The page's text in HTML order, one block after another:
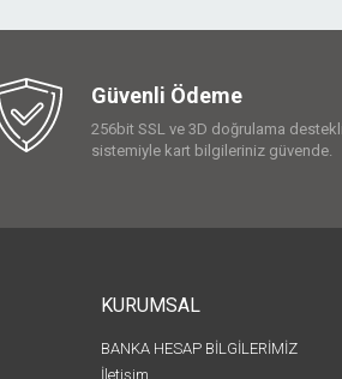
Güvenli Ödeme
256bit SSL ve 3D doğrulama
sistemiyle kart bilgileriniz güvende.
KURUMSAL
BANKA HESAP BİLGİLERİMİZ
İletişim